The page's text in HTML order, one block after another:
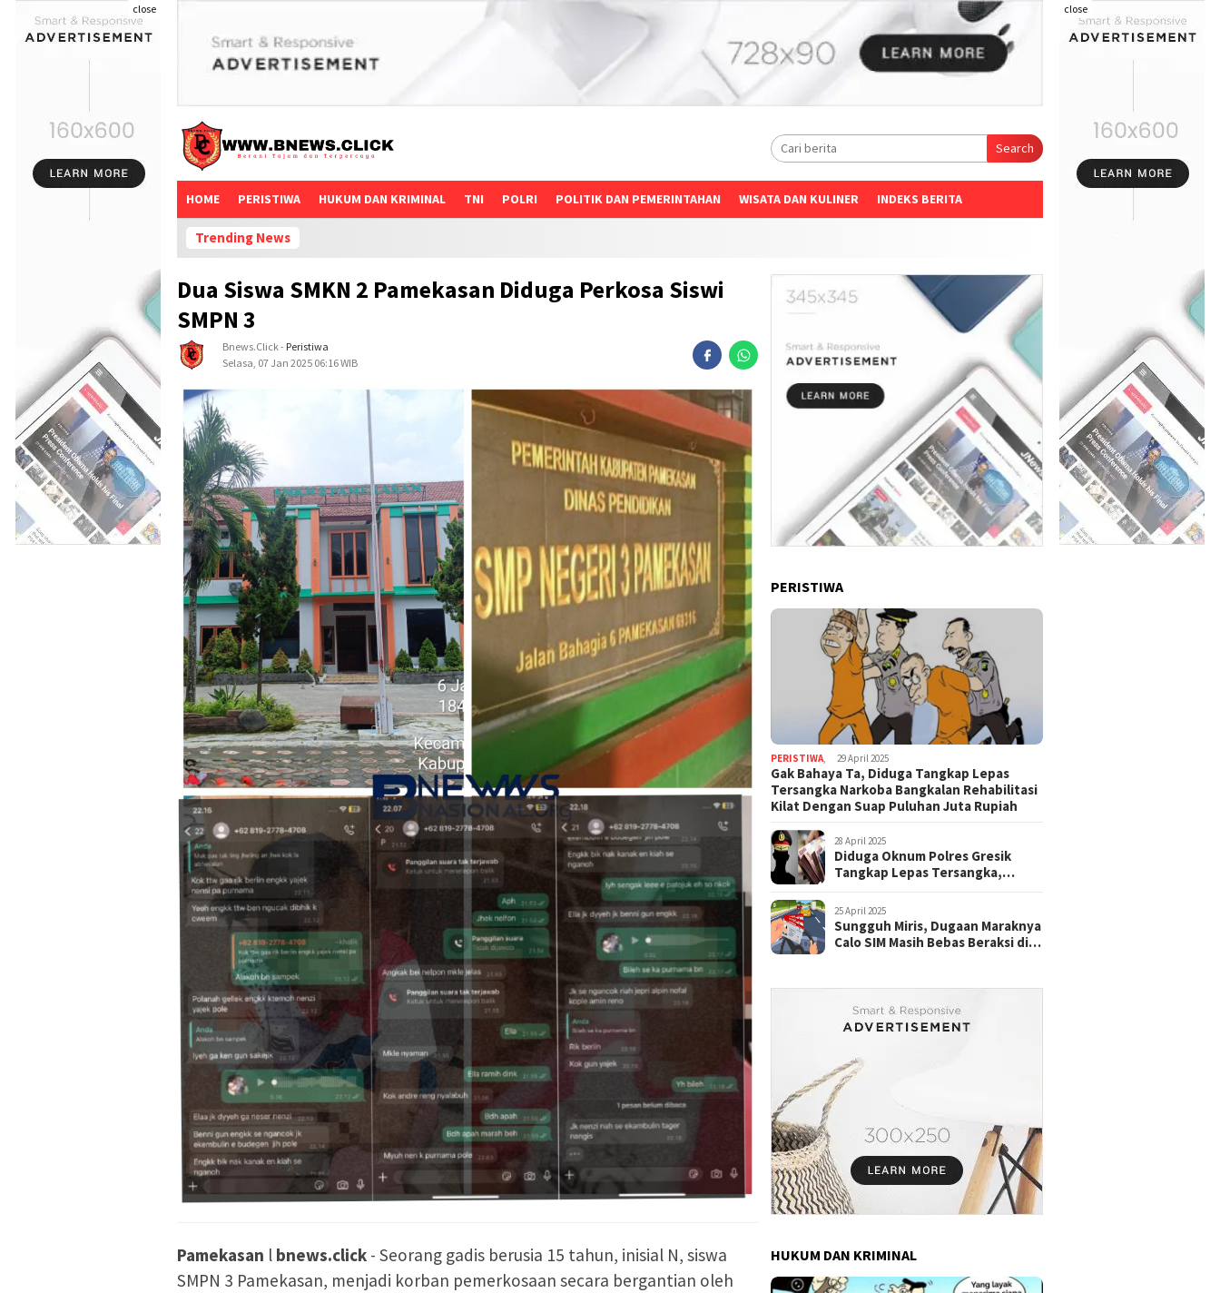
close close
Search
HOME PERISTIWA HUKUM DAN KRIMINAL TNI POLRI POLITIK DAN PEMERINTAHAN WISATA DAN KULINER INDEKS BERITA
Trending News
Dua Siswa SMKN 2 Pamekasan Diduga Perkosa Siswi
SMPN 3
Bnews.click- Peristiwa
Selasa, 07 Jan 2025 06:16 WIB
Pamekasan l bnews.click - Seorang gadis berusia 15 tahun, inisial N, siswa
SMPN 3 Pamekasan, menjadi korban pemerkosaan secara bergantian oleh
PERISTIWA
PERISTIWA, 29 April 2025
Gak Bahaya Ta, Diduga Tangkap Lepas
Tersangka Narkoba Bangkalan Rehabilitasi
Kilat Dengan Suap Puluhan Juta Rupiah
28 April 2025
Diduga Oknum Polres Gresik
Tangkap Lepas Tersangka,
25 April 2025
Sungguh Miris, Dugaan Maraknya
Calo SIM Masih Bebas Beraksi di
HUKUM DAN KRIMINAL